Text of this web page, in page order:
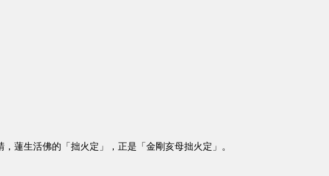
蓮生活佛的「拙火定」，正是「金剛亥母拙火定」。